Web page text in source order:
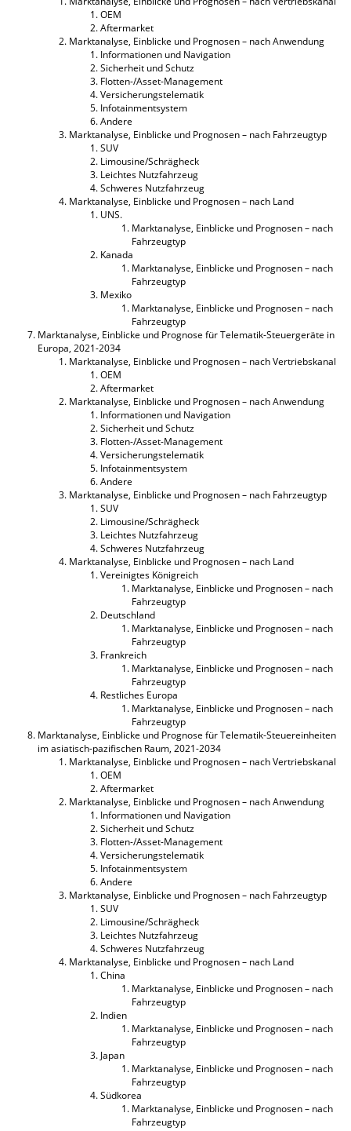
OEM
Aftermarket
Marktanalyse, Einblicke und Prognosen – nach Anwendung
Informationen und Navigation
Sicherheit und Schutz
Flotten-/Asset-Management
Versicherungstelematik
Infotainmentsystem
Andere
Marktanalyse, Einblicke und Prognosen – nach Fahrzeugtyp
SUV
Limousine/Schrägheck
Leichtes Nutzfahrzeug
Schweres Nutzfahrzeug
Marktanalyse, Einblicke und Prognosen – nach Land
UNS.
Marktanalyse, Einblicke und Prognosen – nach
Fahrzeugtyp
Kanada
Marktanalyse, Einblicke und Prognosen – nach
Fahrzeugtyp
Mexiko
Marktanalyse, Einblicke und Prognosen – nach
Fahrzeugtyp
Marktanalyse, Einblicke und Prognose für Telematik-Steuergeräte in
Europa, 2021-2034
Marktanalyse, Einblicke und Prognosen – nach Vertriebskanal
OEM
Aftermarket
Marktanalyse, Einblicke und Prognosen – nach Anwendung
Informationen und Navigation
Sicherheit und Schutz
Flotten-/Asset-Management
Versicherungstelematik
Infotainmentsystem
Andere
Marktanalyse, Einblicke und Prognosen – nach Fahrzeugtyp
SUV
Limousine/Schrägheck
Leichtes Nutzfahrzeug
Schweres Nutzfahrzeug
Marktanalyse, Einblicke und Prognosen – nach Land
Vereinigtes Königreich
Marktanalyse, Einblicke und Prognosen – nach
Fahrzeugtyp
Deutschland
Marktanalyse, Einblicke und Prognosen – nach
Fahrzeugtyp
Frankreich
Marktanalyse, Einblicke und Prognosen – nach
Fahrzeugtyp
Restliches Europa
Marktanalyse, Einblicke und Prognosen – nach
Fahrzeugtyp
Marktanalyse, Einblicke und Prognose für Telematik-Steuereinheiten
im asiatisch-pazifischen Raum, 2021-2034
Marktanalyse, Einblicke und Prognosen – nach Vertriebskanal
OEM
Aftermarket
Marktanalyse, Einblicke und Prognosen – nach Anwendung
Informationen und Navigation
Sicherheit und Schutz
Flotten-/Asset-Management
Versicherungstelematik
Infotainmentsystem
Andere
Marktanalyse, Einblicke und Prognosen – nach Fahrzeugtyp
SUV
Limousine/Schrägheck
Leichtes Nutzfahrzeug
Schweres Nutzfahrzeug
Marktanalyse, Einblicke und Prognosen – nach Land
China
Marktanalyse, Einblicke und Prognosen – nach
Fahrzeugtyp
Indien
Marktanalyse, Einblicke und Prognosen – nach
Fahrzeugtyp
Japan
Marktanalyse, Einblicke und Prognosen – nach
Fahrzeugtyp
Südkorea
Marktanalyse, Einblicke und Prognosen – nach
Fahrzeugtyp